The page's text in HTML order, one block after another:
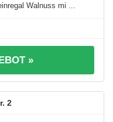
Walnuss mi ...
»
2